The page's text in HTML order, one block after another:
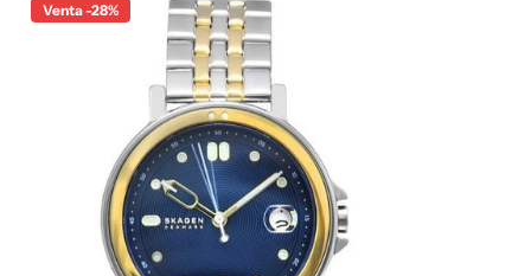
Venta -28%